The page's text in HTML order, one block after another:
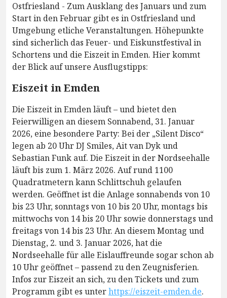
Ostfriesland - Zum Ausklang des Januars und zum
Start in den Februar gibt es in Ostfriesland und
Umgebung etliche Veranstaltungen. Höhepunkte
sind sicherlich das Feuer- und Eiskunstfestival in
Schortens und die Eiszeit in Emden. Hier kommt
der Blick auf unsere Ausflugstipps:
Eiszeit in Emden
Die Eiszeit in Emden läuft – und bietet den
Feierwilligen an diesem Sonnabend, 31. Januar
2026, eine besondere Party: Bei der „Silent Disco“
legen ab 20 Uhr DJ Smiles, Ait van Dyk und
Sebastian Funk auf. Die Eiszeit in der Nordseehalle
läuft bis zum 1. März 2026. Auf rund 1100
Quadratmetern kann Schlittschuh gelaufen
werden. Geöffnet ist die Anlage sonnabends von 10
bis 23 Uhr, sonntags von 10 bis 20 Uhr, montags bis
mittwochs von 14 bis 20 Uhr sowie donnerstags und
freitags von 14 bis 23 Uhr. An diesem Montag und
Dienstag, 2. und 3. Januar 2026, hat die
Nordseehalle für alle Eislauffreunde sogar schon ab
10 Uhr geöffnet – passend zu den Zeugnisferien.
Infos zur Eiszeit an sich, zu den Tickets und zum
Programm gibt es unterhttps://eiszeit-emden.de.